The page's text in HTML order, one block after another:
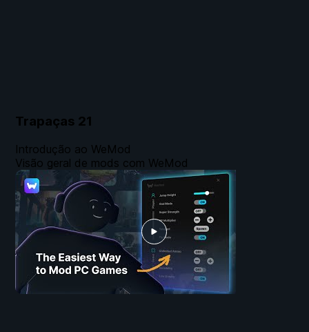
Trapaças 21
Introdução ao WeMod
Visão geral de mods com WeMod